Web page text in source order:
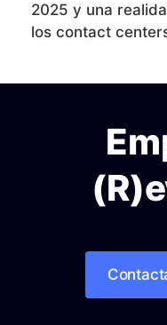
2025 y una
los contact